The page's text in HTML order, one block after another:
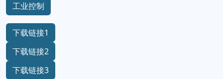
工业控制
下载链接1
下载链接2
下载链接3